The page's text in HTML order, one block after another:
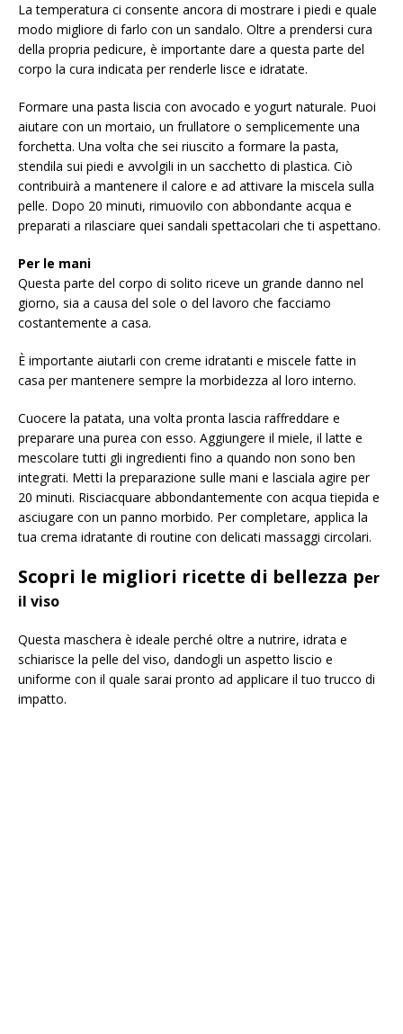
La temperatura ci consente ancora di mostrare i piedi e quale
modo migliore di farlo con un sandalo. Oltre a prendersi cura
della propria pedicure, è importante dare a questa parte del
corpo la cura indicata per renderle lisce e idratate.
Formare una pasta liscia con avocado e yogurt naturale. Puoi
aiutare con un mortaio, un frullatore o semplicemente una
forchetta. Una volta che sei riuscito a formare la pasta,
stendila sui piedi e avvolgili in un sacchetto di plastica. Ciò
contribuirà a mantenere il calore e ad attivare la miscela sulla
pelle. Dopo 20 minuti, rimuovilo con abbondante acqua e
preparati a rilasciare quei sandali spettacolari che ti aspettano.
Per le mani
Questa parte del corpo di solito riceve un grande danno nel
giorno, sia a causa del sole o del lavoro che facciamo
costantemente a casa.
È importante aiutarli con creme idratanti e miscele fatte in
casa per mantenere sempre la morbidezza al loro interno.
Cuocere la patata, una volta pronta lascia raffreddare e
preparare una purea con esso. Aggiungere il miele, il latte e
mescolare tutti gli ingredienti fino a quando non sono ben
integrati. Metti la preparazione sulle mani e lasciala agire per
20 minuti. Risciacquare abbondantemente con acqua tiepida e
asciugare con un panno morbido. Per completare, applica la
tua crema idratante di routine con delicati massaggi circolari.
Scopri le migliori ricette di bellezza per
il viso
Questa maschera è ideale perché oltre a nutrire, idrata e
schiarisce la pelle del viso, dandogli un aspetto liscio e
uniforme con il quale sarai pronto ad applicare il tuo trucco di
impatto.